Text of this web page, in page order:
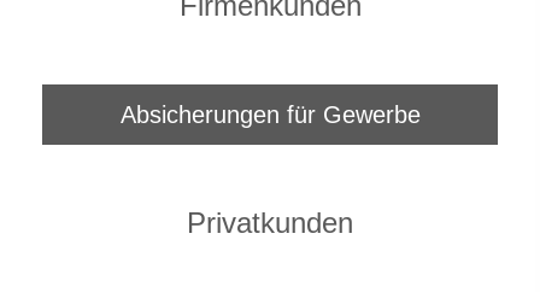
Absicherungen für Gewerbe
Privatkunden